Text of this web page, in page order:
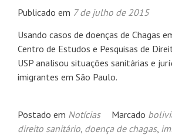
Publicado em 7 de julho de 2015
Usando casos de doenças de Chagas
Centro de Estudos e Pesquisas de
USP analisou situações sanitárias e
imigrantes em São Paulo.
Postado em Notícias Marcado
direito sanitário, doença de chagas,